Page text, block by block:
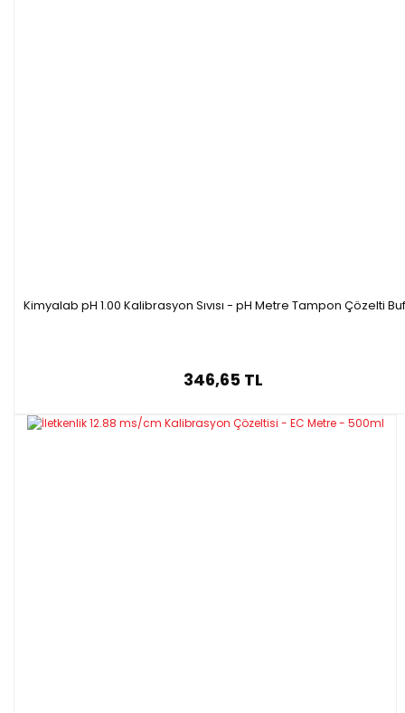
Kimyalab pH 1.00 Kalibrasyon Sıvısı - pH Metre Tampon Çözelti
346,65 TL